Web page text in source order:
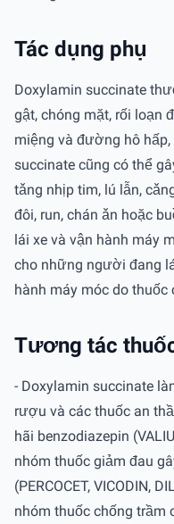
Tác dụng phụ
Doxylamin succinate
gật, chóng mặt, rối loạn
miệng và đường hô
succinate cũng có thể
tǎng nhịp tim, lú lẫn,
đôi, run, chán ǎn hoặc
lái xe và vận hành máy
cho những người đang
hành máy móc do thuốc
Tương tác
- Doxylamin succinate
rượu và các thuốc an
hãi benzodiazepin
nhóm thuốc giảm đau
(PERCOCET, VICODIN,
nhóm thuốc chống trầm